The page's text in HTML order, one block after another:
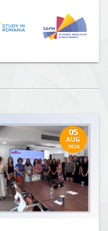
05
AUG
2026